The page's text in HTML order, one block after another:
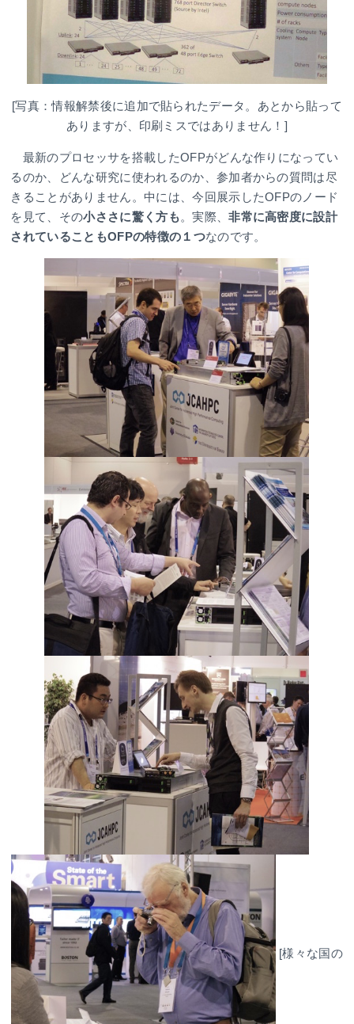
[写真：情報解禁後に追加で貼られたデータ。あとから貼って
ありますが、印刷ミスではありません！]
最新のプロセッサを搭載したOFPがどんな作りになってい
るのか、どんな研究に使われるのか、参加者からの質問は尽
きることがありません。中には、今回展示したOFPのノード
を見て、その小ささに驚く方も。実際、非常に高密度に設計
されていることもOFPの特徴の１つなのです。
[様々な国の